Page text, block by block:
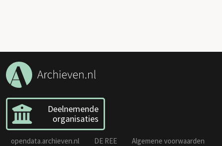
Deelnemende
organisaties
opendata.archieven.nl DE REE
Algemene voorwaarden